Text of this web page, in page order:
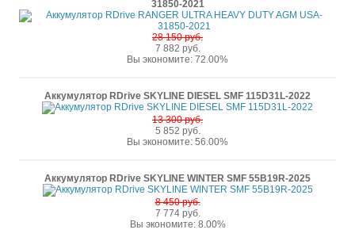
31850-2021
28 150 руб.
7 882 руб.
Вы экономите: 72.00%
Аккумулятор RDrive SKYLINE DIESEL SMF 115D31L-2022
13 300 руб.
5 852 руб.
Вы экономите: 56.00%
Аккумулятор RDrive SKYLINE WINTER SMF 55B19R-2025
8 450 руб.
7 774 руб.
Вы экономите: 8.00%